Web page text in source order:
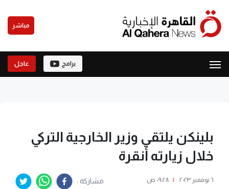
مباشر
برامج عاجل
بلينكن يلتقي وزير الخارجية التركي
خلال زيارته أنقرة
٦ نوفمبر ٢٠٢٣ | ٠٩:٢٨ ص مشاركة :